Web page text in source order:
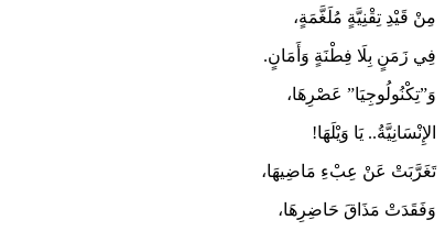
مِنْ قَيْدِ تِقْنِيَّةٍ مُلَغَّمَةٍ،
فِي زَمَنٍ بِلَا فِطْنَةٍ وَأَمَانٍ.
وَ”تِكْنُولُوجِيَا” عَصْرِهَا،
الإِنْسَانِيَّةُ.. يَا وَيْلَهَا!
تَغَرَّبَتْ عَنْ عِبْءِ مَاضِيهَا،
وَفَقَدَتْ مَذَاقَ حَاضِرِهَا،